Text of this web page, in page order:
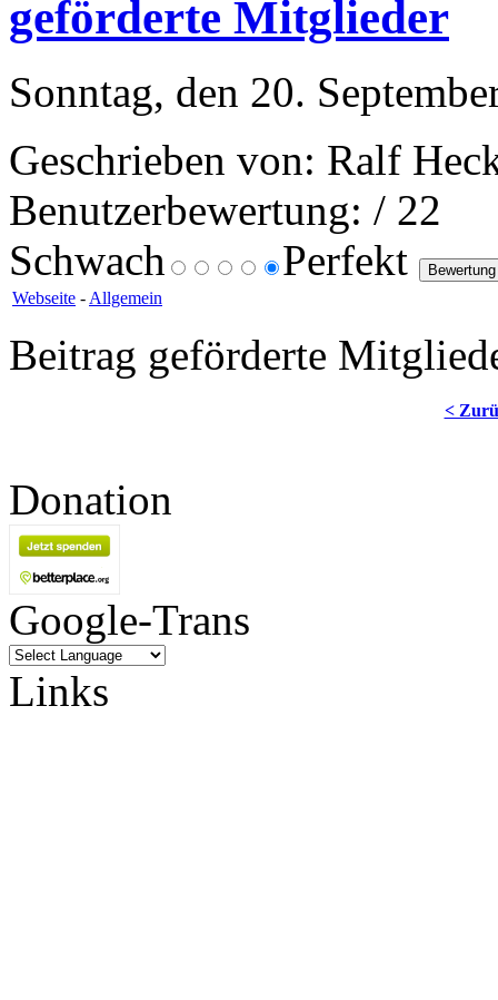
geförderte Mitglieder
Sonntag, den 20.
Geschrieben von: Ralf
Benutzerbewertung: / 22
Schwach
Perfekt
Webseite - Allgemein
Beitrag geförderte
<
Donation
Google-Trans
Links